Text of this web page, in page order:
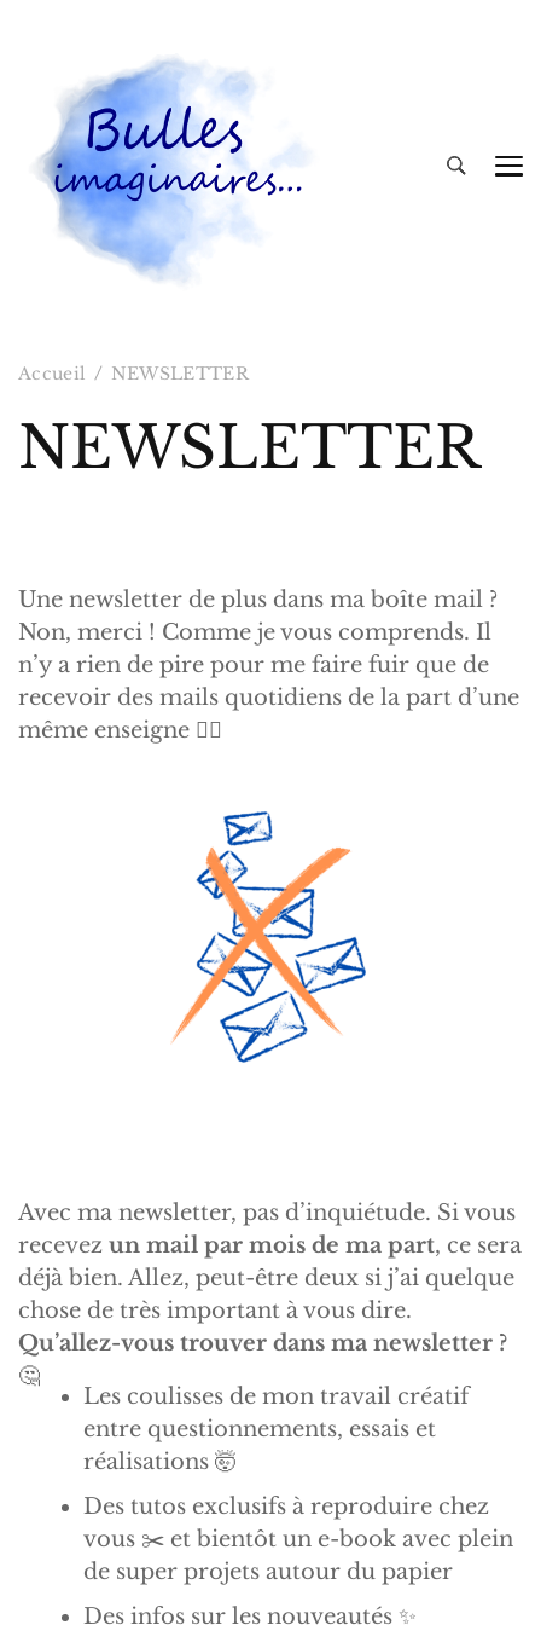
Accueil NEWSLETTER
NEWSLETTER
Une newsletter de plus dans ma boîte mail ?
Non, merci ! Comme je vous comprends. Il
n’y a rien de pire pour me faire fuir que de
recevoir des mails quotidiens de la part d’une
même enseigne 😮‍💨
Avec ma newsletter, pas d’inquiétude. Si vous
recevez un mail par mois de ma part, ce sera
déjà bien. Allez, peut-être deux si j’ai quelque
chose de très important à vous dire.
Qu’allez-vous trouver dans ma newsletter ?
🤔
Les coulisses de mon travail créatif
entre questionnements, essais et
réalisations 🤯
Des tutos exclusifs à reproduire chez
vous ✂️ et bientôt un e-book avec plein
de super projets autour du papier
Des infos sur les nouveautés ✨